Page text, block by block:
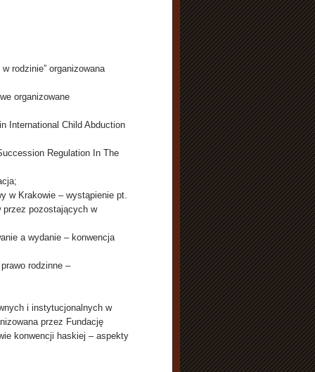
rodzinie” organizowana
organizowane
International Child Abduction
Regulation In The
w Krakowie – wystąpienie pt.
przez pozostających w
a wydanie – konwencja
rodzinne –
i instytucjonalnych w
przez Fundację
konwencji haskiej – aspekty